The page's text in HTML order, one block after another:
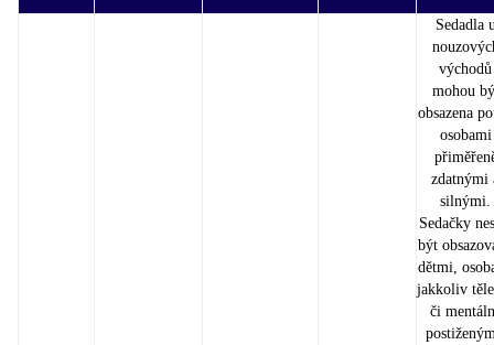
Sedadla
východů
mohou
obsazena
osobami
zdatnými
silnými.
Sedačky
být
dětmi,
jakkoliv
či